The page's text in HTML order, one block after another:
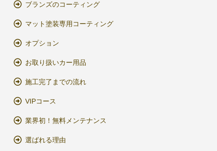
ブランズのコーティング
マット塗装専用コーティング
オプション
お取り扱いカー用品
施工完了までの流れ
VIPコース
業界初！無料メンテナンス
選ばれる理由